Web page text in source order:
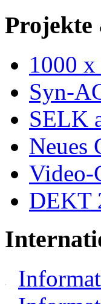
1000
Syn-
SELK
Neues
Video-
DEKT